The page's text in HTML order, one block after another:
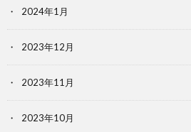
2024年1月
2023年12月
2023年11月
2023年10月